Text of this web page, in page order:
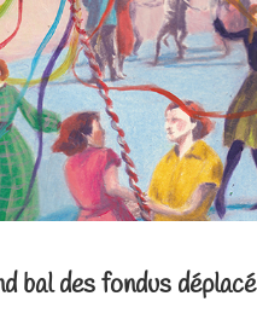
bal des fondus déplacé